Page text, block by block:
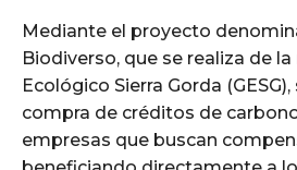
Mediante el proyecto
Biodiverso, que se realiza de
Ecológico Sierra Gorda
compra de créditos de
empresas que buscan